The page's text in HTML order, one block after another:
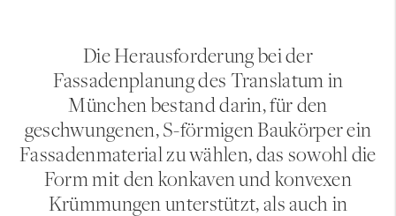
Die Herausforderung bei der
Fassadenplanung des Translatum in
München bestand darin, für den
geschwungenen, S-förmigen Baukörper ein
Fassadenmaterial zu wählen, das sowohl die
Form mit den konkaven und konvexen
Krümmungen unterstützt, als auch in